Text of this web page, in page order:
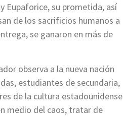
Eupaforice, su prometida, así
de los sacrificios humanos a
se ganaron en más de
observa a la nueva nación
estudiantes de secundaria,
de la cultura estadounidense
medio del caos, tratar de